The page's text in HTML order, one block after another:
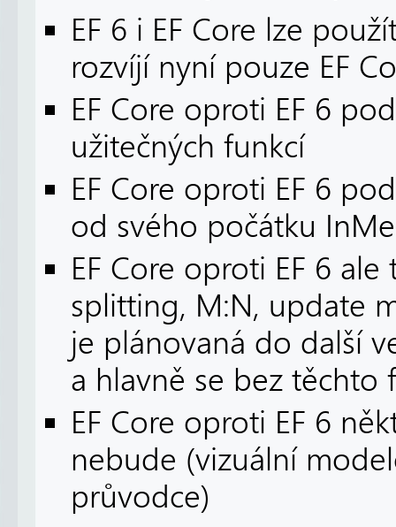
EF 6 i EF Core lze
rozvíjí nyní pouze EF
EF Core oproti EF 6
užitečných funkcí
EF Core oproti EF 6
od svého počátku
EF Core oproti EF 6
splitting, M:N, update
je plánovaná do další
a hlavně se bez těchto
EF Core oproti EF 6
nebude (vizuální
průvodce)